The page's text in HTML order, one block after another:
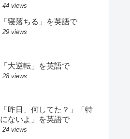
44 views
「寝落ちる」を英語で
29 views
「大逆転」を英語で
28 views
「昨日、何してた？」「特
にないよ」を英語で
24 views